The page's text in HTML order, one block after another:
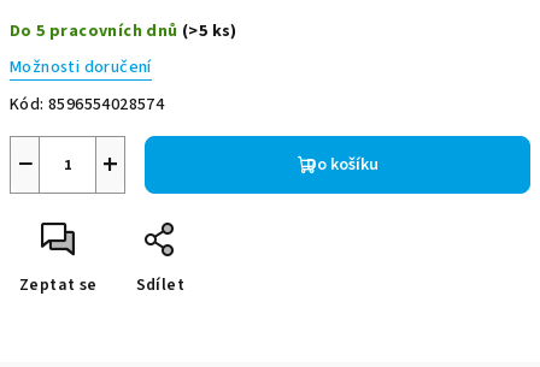
cena:
Do 5 pracovních dnů (>5 ks)
Možnosti doručení
Kód: 8596554028574
+
− Do košíku
Zeptat se Sdílet